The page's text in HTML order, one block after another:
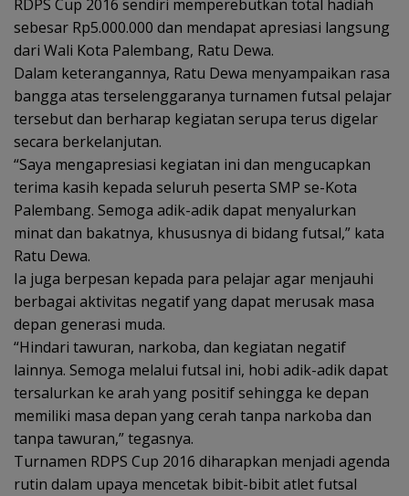
RDPS Cup 2016 sendiri memperebutkan total hadiah
sebesar Rp5.000.000 dan mendapat apresiasi langsung
dari Wali Kota Palembang, Ratu Dewa.
Dalam keterangannya, Ratu Dewa menyampaikan rasa
bangga atas terselenggaranya turnamen futsal pelajar
tersebut dan berharap kegiatan serupa terus digelar
secara berkelanjutan.
“Saya mengapresiasi kegiatan ini dan mengucapkan
terima kasih kepada seluruh peserta SMP se-Kota
Palembang. Semoga adik-adik dapat menyalurkan
minat dan bakatnya, khususnya di bidang futsal,” kata
Ratu Dewa.
Ia juga berpesan kepada para pelajar agar menjauhi
berbagai aktivitas negatif yang dapat merusak masa
depan generasi muda.
“Hindari tawuran, narkoba, dan kegiatan negatif
lainnya. Semoga melalui futsal ini, hobi adik-adik dapat
tersalurkan ke arah yang positif sehingga ke depan
memiliki masa depan yang cerah tanpa narkoba dan
tanpa tawuran,” tegasnya.
Turnamen RDPS Cup 2016 diharapkan menjadi agenda
rutin dalam upaya mencetak bibit-bibit atlet futsal